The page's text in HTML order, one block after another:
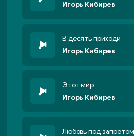
Игорь Кибирев
В десять приходи
Игорь Кибирев
Этот мир
Игорь Кибирев
Любовь под запретом